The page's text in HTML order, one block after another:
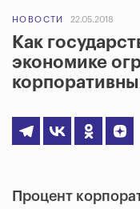
НОВОСТИ 22.05.2018
Как
экономике
Процент